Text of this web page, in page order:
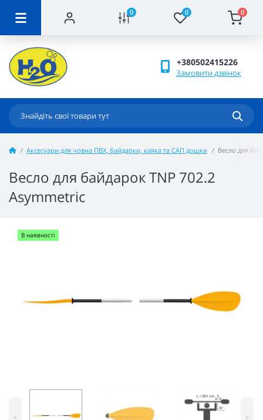
0 0 0
+380502415226
Замовити дзвінок
Аксесуари для човна ПВХ, байдарки, каяка та САП дошки Весло для
Весло для байдарок TNP 702.2
Asymmetric
В наявності
< >